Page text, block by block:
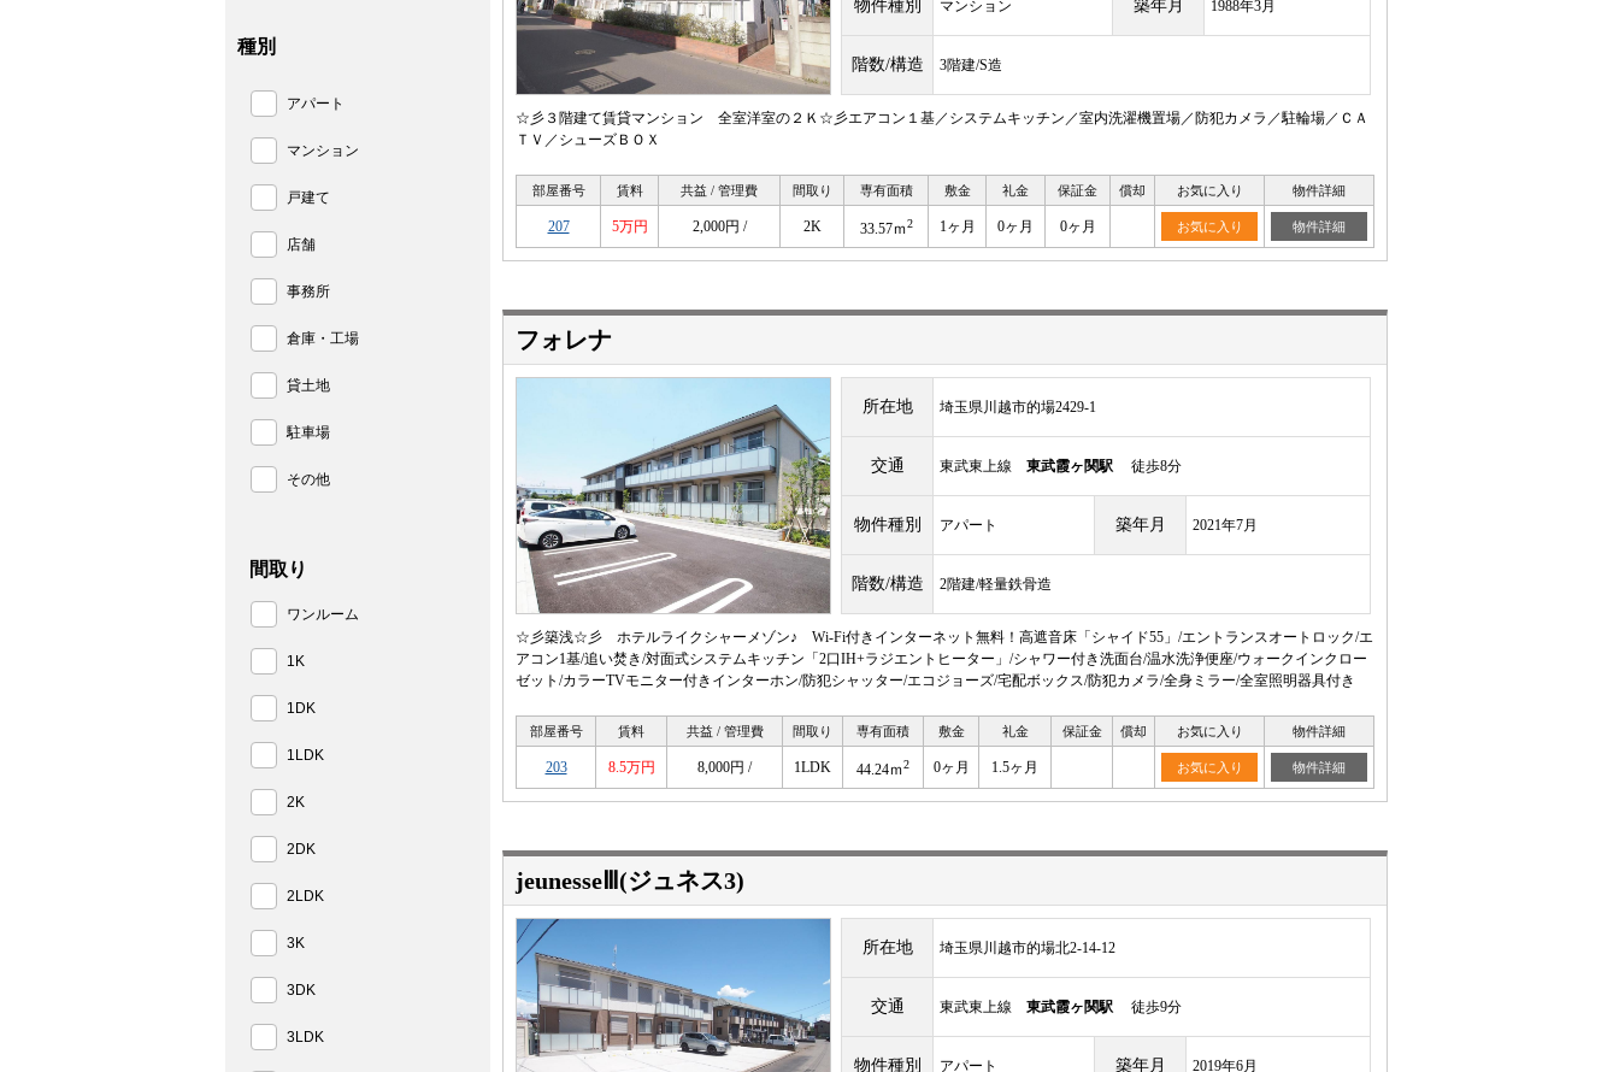
物件種別 マンション 築年月 1988年3月
階数/構造 3階建/S造
☆彡３階建て賃貸マンション 全室洋室の２Ｋ☆彡エアコン１基／システムキッチン／室内洗濯機置場／防犯カメラ／駐輪場／ＣＡ
ＴＶ／シューズＢＯＸ
部屋番号 賃料 共益 / 管理費 間取り 専有面積 敷金 礼金 保証金 償却 お気に入り 物件詳細
207 5万円 2,000円 / 2K 33.57ｍ2 1ヶ月 0ヶ月 0ヶ月 お気に入り 物件詳細
フォレナ
所在地 埼玉県川越市的場2429-1
交通 東武東上線 東武霞ヶ関駅 徒歩8分
物件種別 アパート 築年月 2021年7月
階数/構造 2階建/軽量鉄骨造
☆彡築浅☆彡 ホテルライクシャーメゾン♪ Wi-Fi付きインターネット無料！高遮音床「シャイド55」/エントランスオートロック/エ
アコン1基/追い焚き/対面式システムキッチン「2口IH+ラジエントヒーター」/シャワー付き洗面台/温水洗浄便座/ウォークインクロー
ゼット/カラーTVモニター付きインターホン/防犯シャッター/エコジョーズ/宅配ボックス/防犯カメラ/全身ミラー/全室照明器具付き
部屋番号 賃料 共益 / 管理費 間取り 専有面積 敷金 礼金 保証金 償却 お気に入り 物件詳細
203 8.5万円 8,000円 / 1LDK 44.24ｍ2 0ヶ月 1.5ヶ月 お気に入り 物件詳細
jeunesseⅢ(ジュネス3)
所在地 埼玉県川越市的場北2-14-12
交通 東武東上線 東武霞ヶ関駅 徒歩9分
物件種別 アパート 築年月 2019年6月
種別
アパート
マンション
戸建て
店舗
事務所
倉庫・工場
貸土地
駐車場
その他
間取り
ワンルーム
1K
1DK
1LDK
2K
2DK
2LDK
3K
3DK
3LDK